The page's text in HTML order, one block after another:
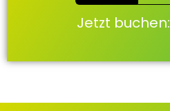
Jetzt buchen: